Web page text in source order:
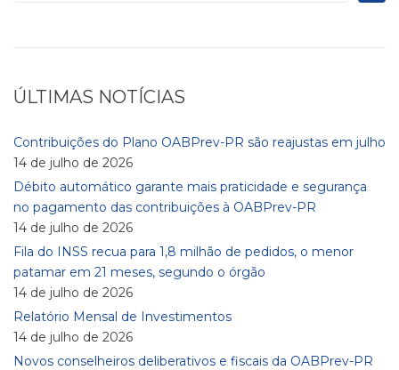
ÚLTIMAS NOTÍCIAS
Contribuições do Plano OABPrev-PR são reajustas em julho
14 de julho de 2026
Débito automático garante mais praticidade e segurança
no pagamento das contribuições à OABPrev-PR
14 de julho de 2026
Fila do INSS recua para 1,8 milhão de pedidos, o menor
patamar em 21 meses, segundo o órgão
14 de julho de 2026
Relatório Mensal de Investimentos
14 de julho de 2026
Novos conselheiros deliberativos e fiscais da OABPrev-PR